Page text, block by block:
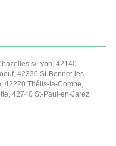
s/Lyon, 42140
42330 St-Bonnet-les-
42220 Thélis-la-Combe,
42740 St-Paul-en-Jarez,